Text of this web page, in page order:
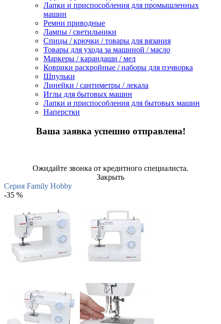
Лапки и приспособления для промышленных
машин
Ремни приводные
Лампы / светильники
Спицы / крючки / товары для вязания
Товары для ухода за машиной / масло
Маркеры / карандаши / мел
Коврики раскройные / наборы для пэчворка
Шпульки
Линейки / сантиметры / лекала
Иглы для бытовых машин
Лапки и приспособления для бытовых машин
Наперстки
Ваша заявка успешно отправлена!
Ожидайте звонка от кредитного специалиста.
Закрыть
Серия Family Hobby
-35 %